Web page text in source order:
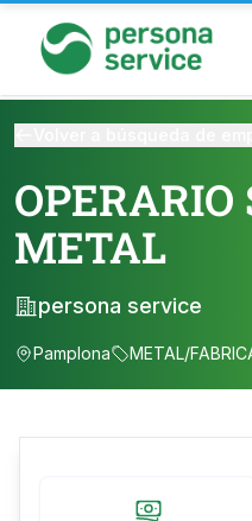
persona service
OPERARIO
METAL
persona service
Pamplona METAL/